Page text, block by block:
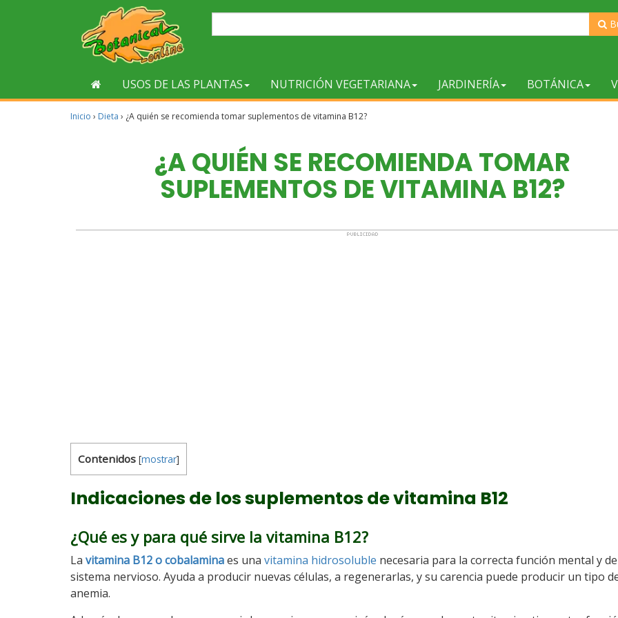
USOS DE LAS PLANTAS NUTRICIÓN VEGETARIANA JARDINERÍA BOTÁNICA
Inicio › Dieta › ¿A quién se recomienda tomar suplementos de vitamina B12?
¿A QUIÉN SE RECOMIENDA TOMAR
SUPLEMENTOS DE VITAMINA B12?
Contenidos [mostrar]
Indicaciones de los suplementos de vitamina B12
¿Qué es y para qué sirve la vitamina B12?
La vitamina B12 o cobalaminaes una vitamina hidrosoluble necesaria para la correcta función mental y
sistema nervioso. Ayuda a producir nuevas células, a regenerarlas, y su carencia puede producir un tipo
anemia.